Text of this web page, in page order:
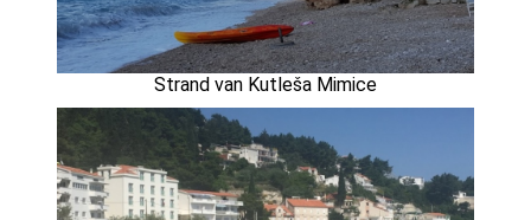
Strand van Kutleša Mimice